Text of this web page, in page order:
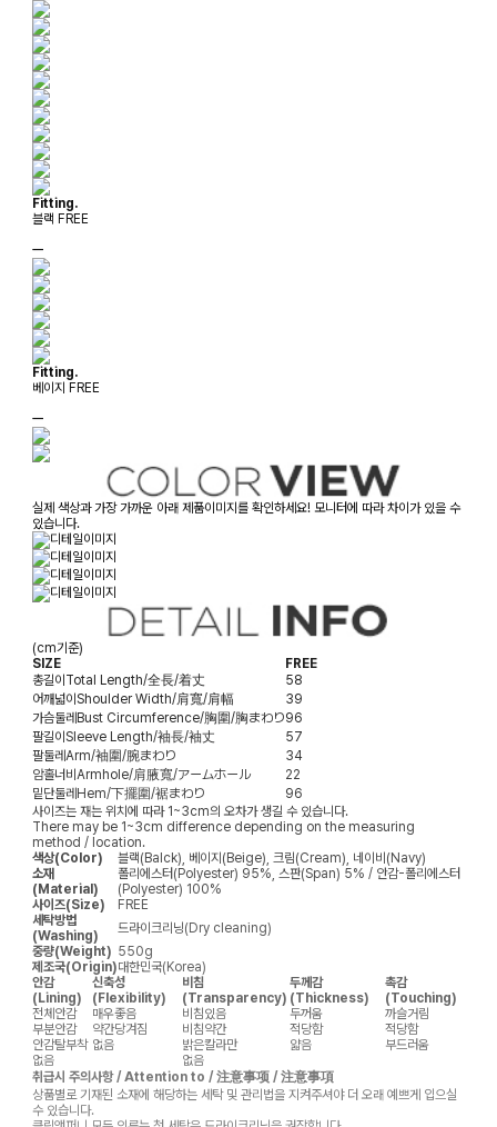
Fitting.
블랙 FREE
ㅡ
Fitting.
베이지 FREE
ㅡ
실제 색상과 가장 가까운 아래 제품이미지를 확인하세요! 모니터에 따라 차이가 있을 수
있습니다.
(cm기준)
SIZE
FREE
총길이Total Length/全長/着丈
58
어깨넓이Shoulder Width/肩寬/肩幅
39
가슴둘레Bust Circumference/胸圍/胸まわり96
팔길이Sleeve Length/袖長/袖丈
57
팔둘레Arm/袖圍/腕まわり
34
암홀너비Armhole/肩腋寬/アームホール
22
밑단둘레Hem/下擺圍/裾まわり
96
사이즈는 재는 위치에 따라 1~3cm의 오차가 생길 수 있습니다.
There may be 1~3cm difference depending on the measuring
method / location.
색상(Color)
블랙(Balck), 베이지(Beige), 크림(Cream), 네이비(Navy)
소재
(Material)
폴리에스터(Polyester) 95%, 스판(Span) 5% / 안감-폴리에스터
(Polyester) 100%
사이즈(Size)
FREE
세탁방법
(Washing)
드라이크리닝(Dry cleaning)
중량(Weight) 550g
제조국(Origin)대한민국(Korea)
안감
(Lining)
신축성
(Flexibility)
비침
(Transparency)
두께감
(Thickness)
촉감
(Touching)
전체안감
매우좋음 비침있음 두꺼움
까슬거림
부분안감
약간당겨짐 비침약간 적당함
적당함
안감탈부착 없음 밝은칼라만 얇음
부드러움
없음
없음
취급시 주의사항 / Attention to / 注意事项 / 注意事項
상품별로 기재된 소재에 해당하는 세탁 및 관리법을 지켜주셔야 더 오래 예쁘게 입으실
수 있습니다.